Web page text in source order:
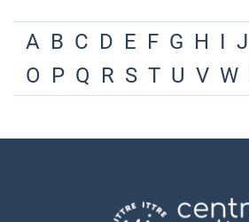
A B C D E F G H I J
O P Q R S T U V W